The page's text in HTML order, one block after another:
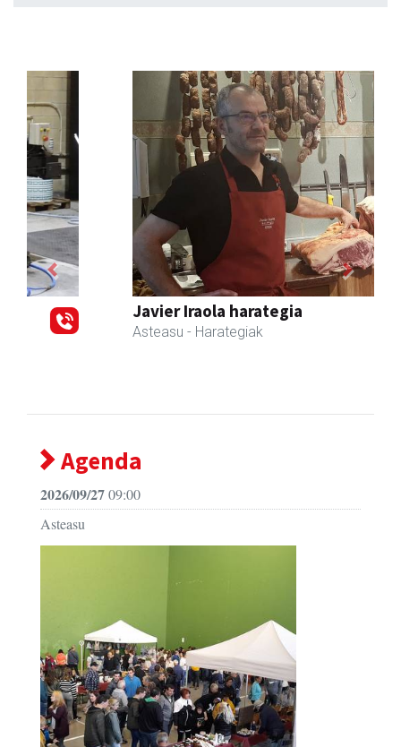
Javier Iraola harategia
Asteasu - Harategiak
Previous Next
Agenda
2026/09/2709:00
Asteasu